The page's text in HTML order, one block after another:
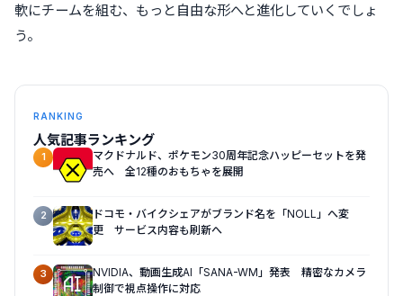
軟にチームを組む、もっと自由な形へと進化していくでしょ
う。
RANKING
人気記事ランキング
1
マクドナルド、ポケモン30周年記念ハッピーセットを発
売へ 全12種のおもちゃを展開
2
ドコモ・バイクシェアがブランド名を「NOLL」へ変
更 サービス内容も刷新へ
3
NVIDIA、動画生成AI「SANA-WM」発表 精密なカメラ
制御で視点操作に対応